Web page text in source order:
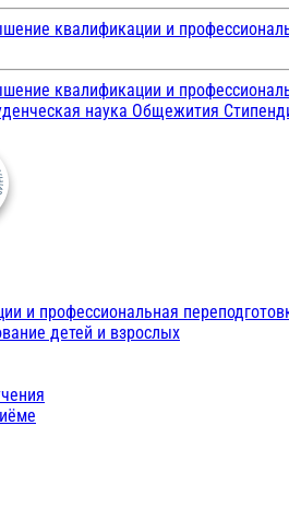
квалификации и
квалификации и
наука Общежития
и профессиональная
детей и взрослых